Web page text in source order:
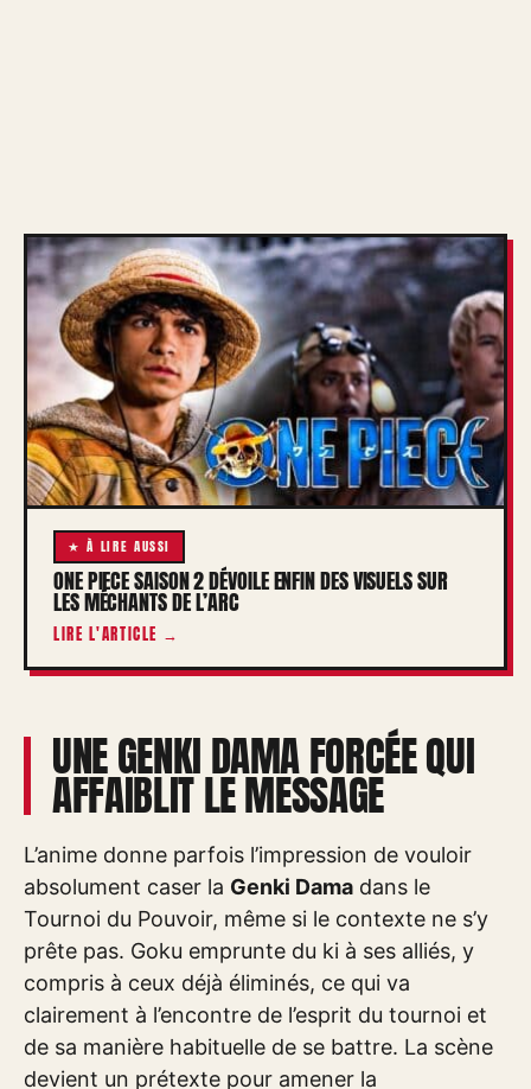
★ À LIRE AUSSI
ONE PIECE SAISON 2 DÉVOILE ENFIN DES VISUELS SUR
LES MÉCHANTS DE L’ARC
LIRE L'ARTICLE →
UNE GENKI DAMA FORCÉE QUI
AFFAIBLIT LE MESSAGE
L’anime donne parfois l’impression de vouloir
absolument caser la Genki Dama dans le
Tournoi du Pouvoir, même si le contexte ne s’y
prête pas. Goku emprunte du ki à ses alliés, y
compris à ceux déjà éliminés, ce qui va
clairement à l’encontre de l’esprit du tournoi et
de sa manière habituelle de se battre. La scène
devient un prétexte pour amener la